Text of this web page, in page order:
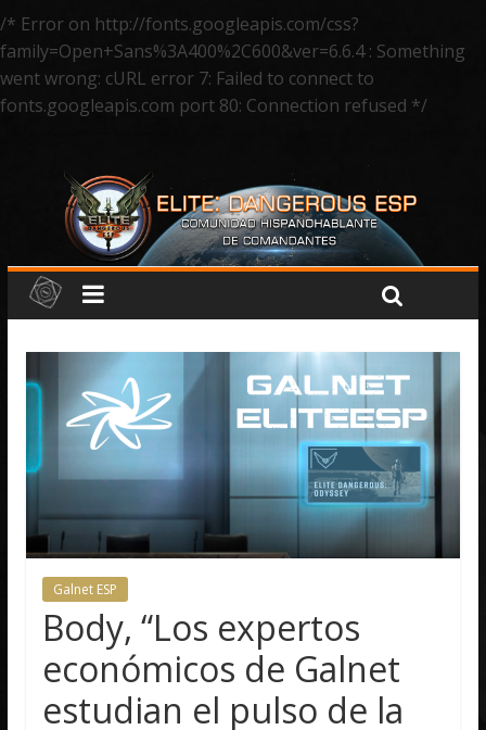
/* Error on http://fonts.googleapis.com/css?
family=Open+Sans%3A400%2C600&ver=6.6.4 : Something
went wrong: cURL error 7: Failed to connect to
fonts.googleapis.com port 80: Connection refused */
Galnet ESP
Body, “Los expertos
económicos de Galnet
estudian el pulso de la